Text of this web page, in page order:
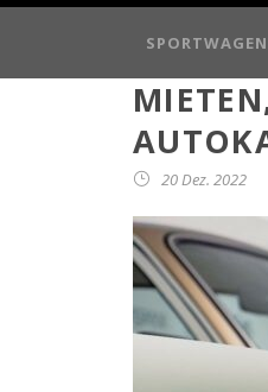
SPORTWAGEN
20 Dez. 2022